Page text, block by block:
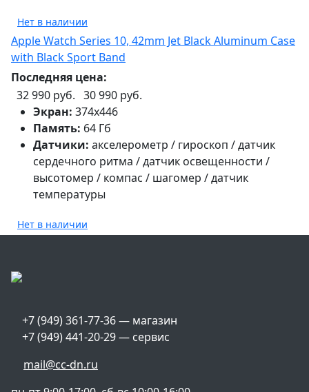
Нет в наличии
Apple Watch Series 10, 42mm Jet Black Aluminum Case
with Black Sport Band
Последняя цена:
32 990 руб. 30 990 руб.
Экран: 374х446
Память: 64 Гб
Датчики: акселерометр / гироскоп / датчик
сердечного ритма / датчик освещенности /
высотомер / компас / шагомер / датчик
температуры
Нет в наличии
+7 (949) 361-77-36 — магазин
+7 (949) 441-20-29 — сервис
mail@cc-dn.ru